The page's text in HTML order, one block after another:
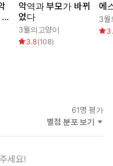
잖아. 방금까지 뭘 들은 거
면 어땠겠어?”
악역과 부모가 바뀌
었다
3월의고양이
3.8(108)
에
3월
61명 평가
별점 분포 보기
세요!